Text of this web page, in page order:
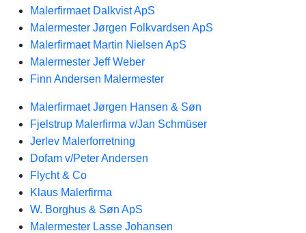
Malerfirmaet Dalkvist ApS
Malermester Jørgen Folkvardsen ApS
Malerfirmaet Martin Nielsen ApS
Malermester Jeff Weber
Finn Andersen Malermester
Malerfirmaet Jørgen Hansen & Søn
Fjelstrup Malerfirma v/Jan Schmüser
Jerlev Malerforretning
Dofam v/Peter Andersen
Flycht & Co
Klaus Malerfirma
W. Borghus & Søn ApS
Malermester Lasse Johansen